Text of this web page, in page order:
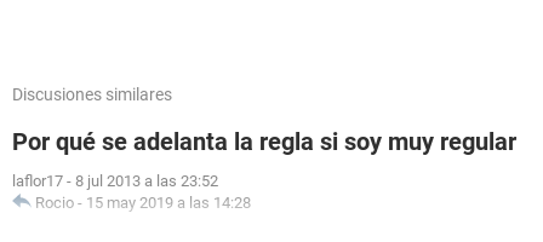
Discusiones similares
Por qué se adelanta la regla si soy muy regular
laflor17 - 8 jul 2013 a las 23:52
Rocio - 15 may 2019 a las 14:28